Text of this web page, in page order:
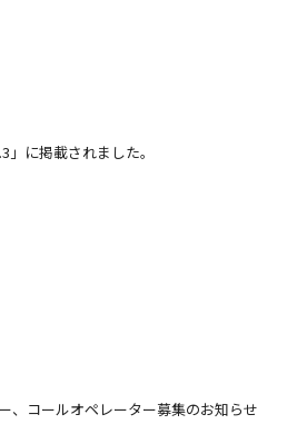
」に掲載されました。
、コールオペレーター募集のお知らせ